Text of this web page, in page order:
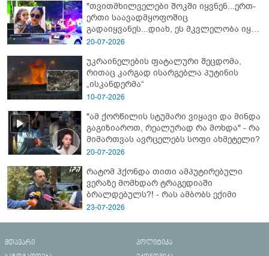
"თვითმხილველები შოკში იყვნენ...ერთ-
ერთი საავადმყოფოშიც
გადაიყვანეს...დიახ, ეს მკვლელობა იყო"
- გორში დატრიალებული ტრაგედიის
20-07-2026
უკრაინელების ფატალური შეცდომა,
რითაც კარგად ისარგებლა პუტინის
„ისკანდერმა“
10-07-2026
"ამ ქორწილის სტუმარი ვიყავი და მინდა
გაგიზიაროთ, რეალურად რა მოხდა" - რა
მიმართვას ავრცელებს სოფი ახმეტელი?
20-07-2026
რატომ ჰქონდა თითი ამპუტირებული
ვერაზე მომხდარ ტრაგედიაში
ბრალდებულს?! - რას ამბობს ექიმი
23-07-2026
მთავარი
პოლიტიკა